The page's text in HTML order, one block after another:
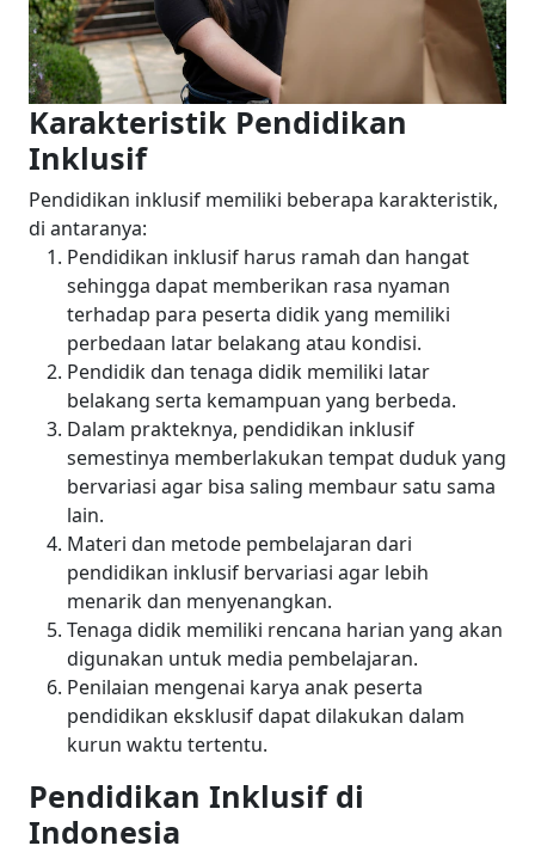
Karakteristik Pendidikan
Inklusif
Pendidikan inklusif memiliki beberapa karakteristik,
di antaranya:
Pendidikan inklusif harus ramah dan hangat
sehingga dapat memberikan rasa nyaman
terhadap para peserta didik yang memiliki
perbedaan latar belakang atau kondisi.
Pendidik dan tenaga didik memiliki latar
belakang serta kemampuan yang berbeda.
Dalam prakteknya, pendidikan inklusif
semestinya memberlakukan tempat duduk yang
bervariasi agar bisa saling membaur satu sama
lain.
Materi dan metode pembelajaran dari
pendidikan inklusif bervariasi agar lebih
menarik dan menyenangkan.
Tenaga didik memiliki rencana harian yang akan
digunakan untuk media pembelajaran.
Penilaian mengenai karya anak peserta
pendidikan eksklusif dapat dilakukan dalam
kurun waktu tertentu.
Pendidikan Inklusif di
Indonesia